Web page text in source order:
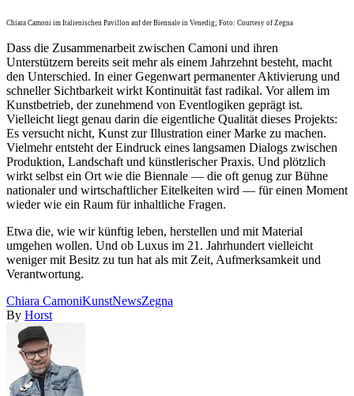
Chiara Camoni im Italienischen Pavillon auf der Biennale in Venedig; Foto: Courtesy of Zegna
Dass die Zusammenarbeit zwischen Camoni und ihren
Unterstützern bereits seit mehr als einem Jahrzehnt besteht, macht
den Unterschied. In einer Gegenwart permanenter Aktivierung und
schneller Sichtbarkeit wirkt Kontinuität fast radikal. Vor allem im
Kunstbetrieb, der zunehmend von Eventlogiken geprägt ist.
Vielleicht liegt genau darin die eigentliche Qualität dieses Projekts:
Es versucht nicht, Kunst zur Illustration einer Marke zu machen.
Vielmehr entsteht der Eindruck eines langsamen Dialogs zwischen
Produktion, Landschaft und künstlerischer Praxis. Und plötzlich
wirkt selbst ein Ort wie die Biennale — die oft genug zur Bühne
nationaler und wirtschaftlicher Eitelkeiten wird — für einen Moment
wieder wie ein Raum für inhaltliche Fragen.
Etwa die, wie wir künftig leben, herstellen und mit Material
umgehen wollen. Und ob Luxus im 21. Jahrhundert vielleicht
weniger mit Besitz zu tun hat als mit Zeit, Aufmerksamkeit und
Verantwortung.
Chiara CamoniKunstNewsZegna
By Horst